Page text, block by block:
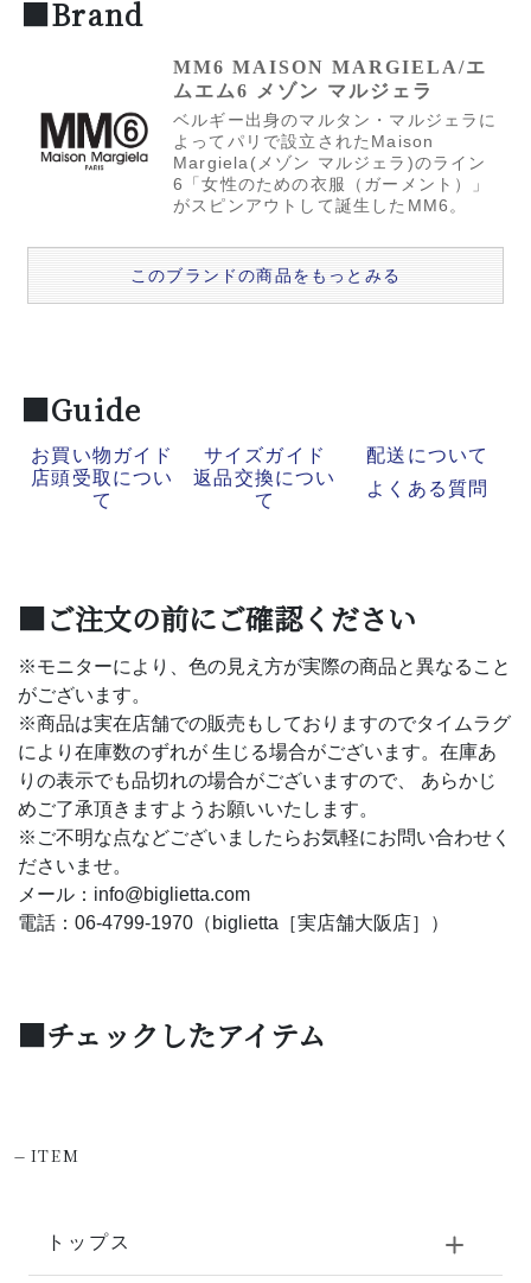
■Brand
MM6 MAISON MARGIELA/エ
ムエム6 メゾン マルジェラ
ベルギー出身のマルタン・マルジェラに
よってパリで設立されたMaison
Margiela(メゾン マルジェラ)のライン
6「女性のための衣服（ガーメント）」
がスピンアウトして誕生したMM6。
このブランドの商品をもっとみる
■Guide
お買い物ガイド サイズガイド
配送について
店頭受取につい
て
返品交換につい
て
よくある質問
■ご注文の前にご確認ください
※モニターにより、色の見え方が実際の商品と異なること
がございます。
※商品は実在店舗での販売もしておりますのでタイムラグ
により在庫数のずれが 生じる場合がございます。在庫あ
りの表示でも品切れの場合がございますので、 あらかじ
めご了承頂きますようお願いいたします。
※ご不明な点などございましたらお気軽にお問い合わせく
ださいませ。
メール：info@biglietta.com
電話：06-4799-1970（biglietta［実店舗大阪店］）
■チェックしたアイテム
-ITEM
トップス